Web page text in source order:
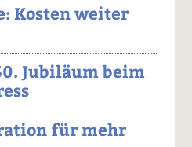
Kosten weiter
Jubiläum beim
für mehr